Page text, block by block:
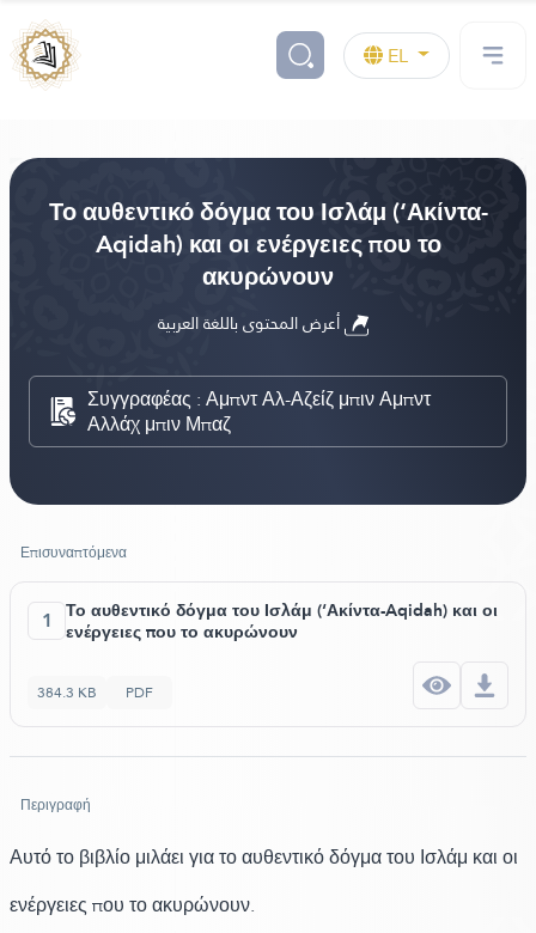
EL
Το αυθεντικό δόγμα του Ισλάμ (‘Ακίντα-
Aqidah) και οι ενέργειες που το
ακυρώνουν
Συγγραφέας : Αμπντ Αλ-Αζείζ μπιν Αμπντ
Αλλάχ μπιν Μπαζ
Επισυναπτόμενα
1 Το αυθεντικό δόγμα του Ισλάμ (‘Ακίντα-Aqidah) και οι
ενέργειες που το ακυρώνουν
384.3 KB PDF
Περιγραφή
Αυτό το βιβλίο μιλάει για το αυθεντικό δόγμα του Ισλάμ και οι
ενέργειες που το ακυρώνουν.